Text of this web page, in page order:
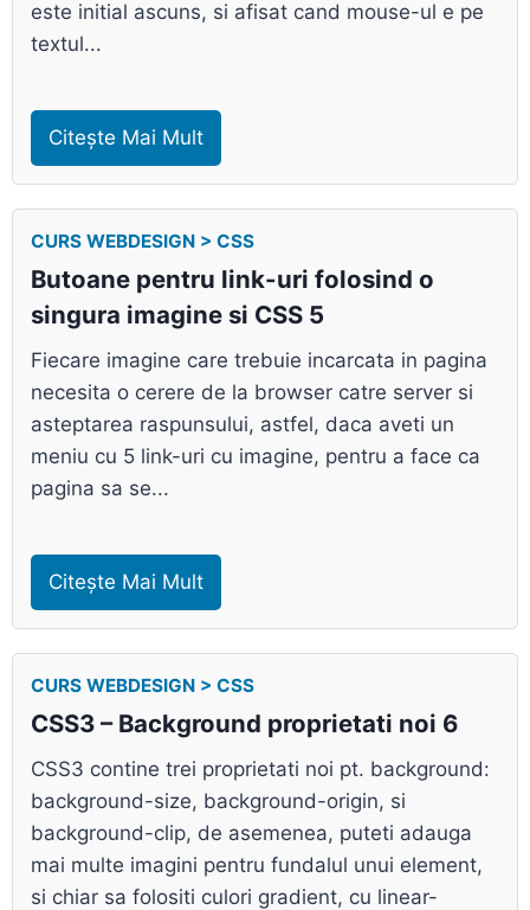
este initial ascuns, si afisat cand mouse-ul e pe
textul...
Citește Mai Mult
CURS WEBDESIGN > CSS
Butoane pentru link-uri folosind o
singura imagine si CSS 5
Fiecare imagine care trebuie incarcata in pagina
necesita o cerere de la browser catre server si
asteptarea raspunsului, astfel, daca aveti un
meniu cu 5 link-uri cu imagine, pentru a face ca
pagina sa se...
Citește Mai Mult
CURS WEBDESIGN > CSS
CSS3 – Background proprietati noi 6
CSS3 contine trei proprietati noi pt. background:
background-size, background-origin, si
background-clip, de asemenea, puteti adauga
mai multe imagini pentru fundalul unui element,
si chiar sa folositi culori gradient, cu linear-